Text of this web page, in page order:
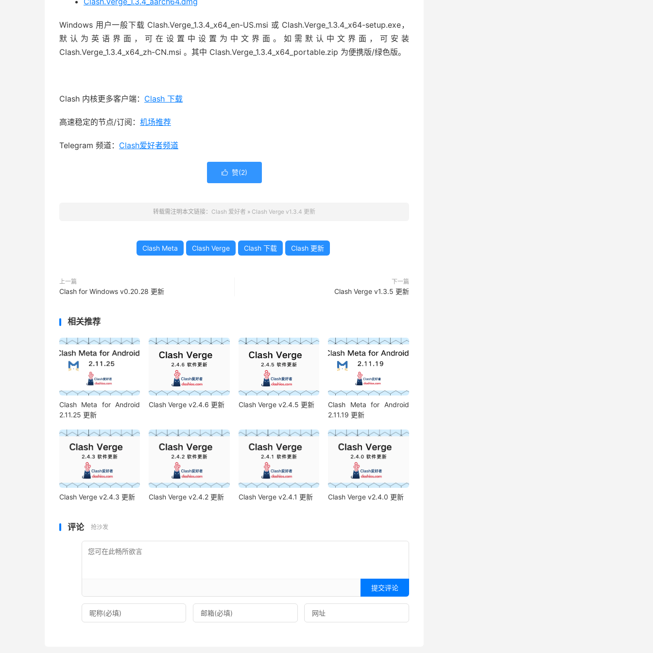
Windows 用户一般下载 Clash.Verge_1.3.4_x64_en-US.msi 或 Clash.Verge_1.3.4_x64-setup.exe，
默认为英语界面，可在设置中设置为中文界面。如需默认中文界面，可安装
Clash.Verge_1.3.4_x64_zh-CN.msi 。其中 Clash.Verge_1.3.4_x64_portable.zip 为便携版/绿色版。
Clash 内核更多客户端： Clash 下载
高速稳定的节点/订阅： 机场推荐
Telegram 频道： Clash爱好者频道
 赞(2)
转载需注明本文链接： Clash 爱好者 » Clash Verge v1.3.4 更新
Clash Meta Clash Verge Clash 下载 Clash 更新
上一篇
Clash for Windows v0.20.28 更新
下一篇
Clash Verge v1.3.5 更新
相关推荐
Clash Meta for Android
2.11.25 更新
Clash Verge v2.4.6 更新 Clash Verge v2.4.5 更新
Clash Meta for Android
2.11.19 更新
Clash Verge v2.4.3 更新 Clash Verge v2.4.2 更新 Clash Verge v2.4.1 更新 Clash Verge v2.4.0 更新
评论 抢沙发
提交评论